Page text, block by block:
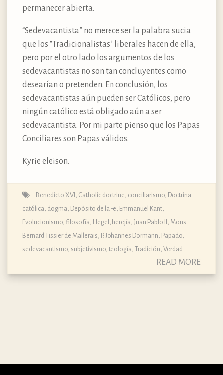
permanecer abierta.
“Sedevacantista” no merece ser la palabra sucia
que los “Tradicionalistas” liberales hacen de ella,
pero por el otro lado los argumentos de los
sedevacantistas no son tan concluyentes como
desearían o pretenden. En conclusión, los
sedevacantistas aún pueden ser Católicos, pero
ningún católico está obligado aún a ser
sedevacantista. Por mi parte pienso que los Papas
Conciliares son Papas válidos.
Kyrie eleison.
Benedicto XVI Catholic doctrine conciliarismo Doctrina
católica, dogma, Depósito de la Fe Emmanuel Kant
Evolucionismo filosofía Hegel herejía Juan Pablo II Mons.
Bernard Tissier de Mallerais P. Johannes Dormann Papado
sedevacantismo subjetivismo teología Tradición Verdad
READ MORE